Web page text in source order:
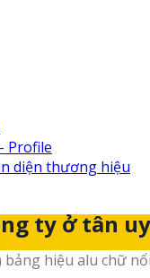
Profile
diện thương hiệu
ty ở tân